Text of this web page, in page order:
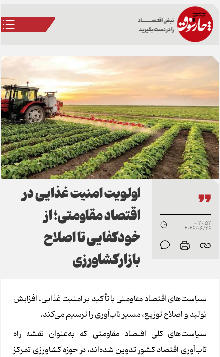
20:52 -
2026/06/26
اولویت امنیت غذایی در
اقتصاد مقاومتی؛ از
خودکفایی تا اصلاح
بازارکشاورزی
سیاست‌های اقتصاد مقاومتی با تأکید بر امنیت غذایی، افزایش
تولید و اصلاح توزیع، مسیر تاب‌آوری را ترسیم می‌کند.
سیاست‌های کلی اقتصاد مقاومتی که به‌عنوان نقشه راه
تاب‌آوری اقتصاد کشور تدوین شده‌اند، در حوزه کشاورزی تمرکز